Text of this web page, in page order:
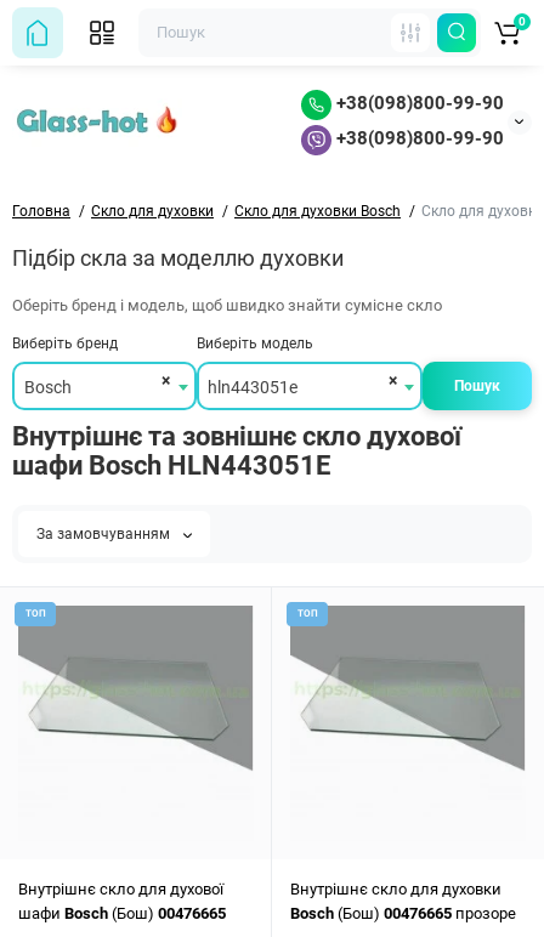
+38(098)800-99-90
+38(098)800-99-90
0
Головна Скло для духовки Скло для духовки Bosch Скло для
Підбір скла за моделлю духовки
Оберіть бренд і модель, щоб швидко знайти сумісне скло
Виберіть бренд
×
Bosch
Виберіть модель
×
hln443051e Пошук
Внутрішнє та зовнішнє скло духової
шафи Bosch HLN443051E
За замовчуванням
ТОП
Внутрішнє скло для духової
шафи Bosch (Бош) 00476665
ТОП
Внутрішнє скло для духовки
Bosch (Бош) 00476665 прозоре